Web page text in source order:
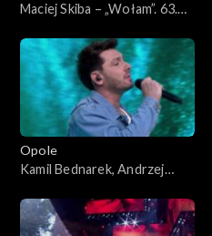
Maciej Skiba – „Wołam”. 63.
Opole
Kamil Bednarek, Andrzej
– „Fale”. 63. KFPP: Koncert
„Premiery”